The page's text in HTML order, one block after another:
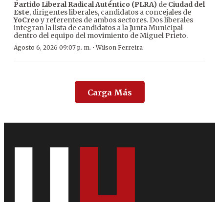
Partido Liberal Radical Auténtico (PLRA) de Ciudad del
Este, dirigentes liberales, candidatos a concejales de
YoCreo y referentes de ambos sectores. Dos liberales
integran la lista de candidatos a la Junta Municipal
dentro del equipo del movimiento de Miguel Prieto.
Agosto 6, 2026 09:07 p. m. ·Wilson Ferreira
Carga Más